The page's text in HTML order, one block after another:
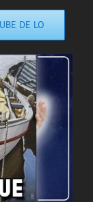
DE LO